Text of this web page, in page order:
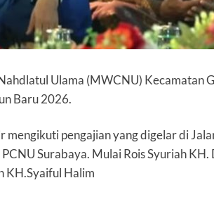
Ulama (MWCNU) Kecamatan
Baru 2026.
mengikuti pengajian yang digelar di
Surabaya. Mulai Rois Syuriah
KH.Syaiful Halim